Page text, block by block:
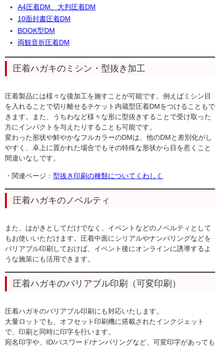
A4圧着DM、大判圧着DM
10面封書圧着DM
BOOK型DM
両観音折圧着DM
圧着ハガキのミシン・型抜き加工
圧着製品には様々な後加工を施すことが可能です。例えばミシン目
を入れることで切り離せるチケット内蔵型圧着DMをつけることもで
きます。また、うちわなど様々な形に型抜きすることで受け取った
方にインパクトを与えたりすることも可能です。
変わった形状や鮮やかなフルカラーのDMは、他のDMと差別化がし
やすく、卓上に置かれた場合でもその特殊な形状から目を惹くこと
間違いなしです。
・関連ページ： 型抜き印刷の種類についてくわしく
圧着ハガキのノベルティ
また、はがきとしてだけでなく、イベントなどのノベルティとして
もお使いいただけます。圧着中面にシリアルやナンバリングなどを
バリアブル印刷しておけば、イベント後にオンラインに誘導するよ
うな施策にも活用できます。
圧着ハガキのバリアブル印刷（可変印刷）
圧着ハガキのバリアブル印刷にも対応いたします。
大量ロットでも、オフセット印刷機に搭載されたインクジェット
で、印刷と同時に印字を行います。
宛名印字や、ID/パスワード/ナンバリングなど、可変印字があっても